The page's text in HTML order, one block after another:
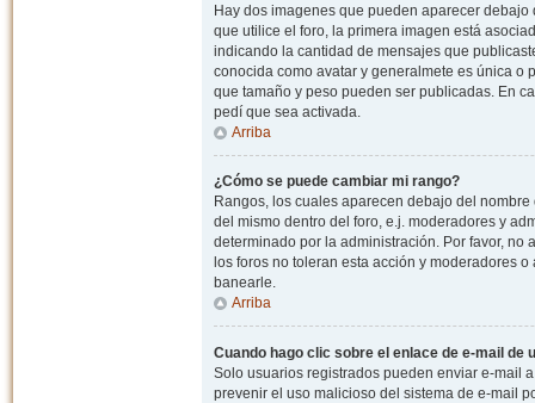
Hay dos imagenes que pueden aparecer
que utilice el foro, la primera imagen está
indicando la cantidad de mensajes que
conocida como avatar y generalmete es única o
que tamaño y peso pueden ser publicadas. En
pedí que sea activada.
Arriba
¿Cómo se puede cambiar mi rango?
Rangos, los cuales aparecen debajo del
del mismo dentro del foro, e.j. moderadores y
determinado por la administración. Por favor,
los foros no toleran esta acción y moderadores
banearle.
Arriba
Cuando hago clic sobre el enlace de e-mail de
Solo usuarios registrados pueden enviar e-mail
prevenir el uso malicioso del sistema de e-mail